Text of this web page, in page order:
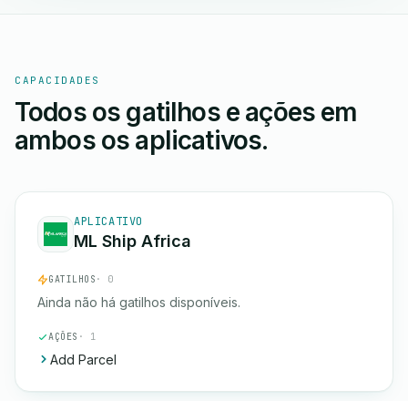
CAPACIDADES
Todos os gatilhos e ações em
ambos os aplicativos.
APLICATIVO
ML Ship Africa
GATILHOS · 0
Ainda não há gatilhos disponíveis.
AÇÕES · 1
Add Parcel